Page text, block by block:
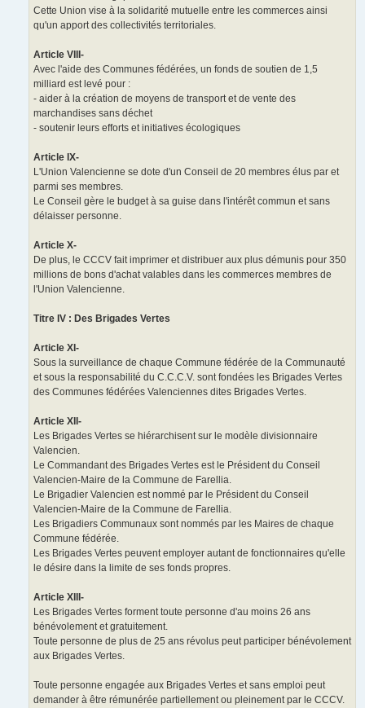
Cette Union vise à la solidarité mutuelle entre les commerces ainsi
qu'un apport des collectivités territoriales.
Article VIII-
Avec l'aide des Communes fédérées, un fonds de soutien de 1,5
milliard est levé pour :
- aider à la création de moyens de transport et de vente des
marchandises sans déchet
- soutenir leurs efforts et initiatives écologiques
Article IX-
L'Union Valencienne se dote d'un Conseil de 20 membres élus par et
parmi ses membres.
Le Conseil gère le budget à sa guise dans l'intérêt commun et sans
délaisser personne.
Article X-
De plus, le CCCV fait imprimer et distribuer aux plus démunis pour 350
millions de bons d'achat valables dans les commerces membres de
l'Union Valencienne.
Titre IV : Des Brigades Vertes
Article XI-
Sous la surveillance de chaque Commune fédérée de la Communauté
et sous la responsabilité du C.C.C.V. sont fondées les Brigades Vertes
des Communes fédérées Valenciennes dites Brigades Vertes.
Article XII-
Les Brigades Vertes se hiérarchisent sur le modèle divisionnaire
Valencien.
Le Commandant des Brigades Vertes est le Président du Conseil
Valencien-Maire de la Commune de Farellia.
Le Brigadier Valencien est nommé par le Président du Conseil
Valencien-Maire de la Commune de Farellia.
Les Brigadiers Communaux sont nommés par les Maires de chaque
Commune fédérée.
Les Brigades Vertes peuvent employer autant de fonctionnaires qu'elle
le désire dans la limite de ses fonds propres.
Article XIII-
Les Brigades Vertes forment toute personne d'au moins 26 ans
bénévolement et gratuitement.
Toute personne de plus de 25 ans révolus peut participer bénévolement
aux Brigades Vertes.
Toute personne engagée aux Brigades Vertes et sans emploi peut
demander à être rémunérée partiellement ou pleinement par le CCCV.